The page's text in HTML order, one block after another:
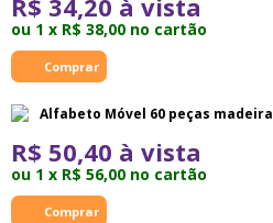
R$ 34,20 à vista
ou 1 x R$ 38,00 no cartão
Alfabeto Móvel 60 peças madeira
R$ 50,40 à vista
ou 1 x R$ 56,00 no cartão